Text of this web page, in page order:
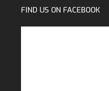
FIND US ON FACEBOOK